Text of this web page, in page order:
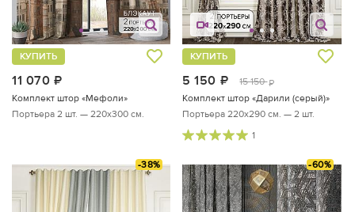
11 070
КУПИТЬ
Комплект штор «Мефоли»
Портьера 2 шт. — 220х300 см.
5 150 руб.
15 150 руб.
КУПИТЬ
Комплект штор «Дарили (серый)»
Портьера 220х290 см. — 2 шт.
1
-38% -60%